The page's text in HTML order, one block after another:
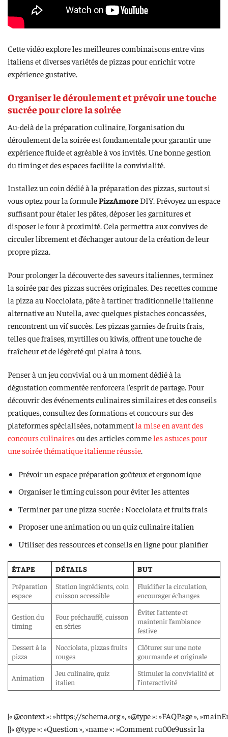
Cette vidéo explore les meilleures combinaisons entre vins
italiens et diverses variétés de pizzas pour enrichir votre
expérience gustative.
Organiser le déroulement et prévoir une touche
sucrée pour clore la soirée
Au-delà de la préparation culinaire, l’organisation du
déroulement de la soirée est fondamentale pour garantir une
expérience fluide et agréable à vos invités. Une bonne gestion
du timing et des espaces facilite la convivialité.
Installez un coin dédié à la préparation des pizzas, surtout si
vous optez pour la formulePizzAmore DIY. Prévoyez un espace
suffisant pour étaler les pâtes, déposer les garnitures et
disposer le four à proximité. Cela permettra aux convives de
circuler librement et d’échanger autour de la création de leur
propre pizza.
Pour prolonger la découverte des saveurs italiennes, terminez
la soirée par des pizzas sucrées originales. Des recettes comme
la pizza au Nocciolata, pâte à tartiner traditionnelle italienne
alternative au Nutella, avec quelques pistaches concassées,
rencontrent un vif succès. Les pizzas garnies de fruits frais,
telles que fraises, myrtilles ou kiwis, offrent une touche de
fraîcheur et de légèreté qui plaira à tous.
Penser à un jeu convivial ou à un moment dédié à la
dégustation commentée renforcera l’esprit de partage. Pour
découvrir des événements culinaires similaires et des conseils
pratiques, consultez des formations et concours sur des
plateformes spécialisées, notammentla mise en avant des
concours culinairesou des articles commeles astuces pour
une soirée thématique italienne réussie
Prévoir un espace préparation goûteux et ergonomique
Organiser le timing cuisson pour éviter les attentes
Terminer par une pizza sucrée : Nocciolata et fruits frais
Proposer une animation ou un quiz culinaire italien
Utiliser des ressources et conseils en ligne pour planifier
ÉTAPE DÉTAILS
BUT
Préparation
espace
Station ingrédients, coin
cuisson accessible
Fluidifier la circulation,
encourager échanges
Gestion du
timing
Four préchauffé, cuisson
en séries
Éviter l’attente et
maintenir l’ambiance
festive
Dessert à la
pizza
Nocciolata, pizzas fruits
rouges
Clôturer sur une note
gourmande et originale
Animation
Jeu culinaire, quiz
italien
Stimuler la convivialité et
l’interactivité
{« @context »: »https://schema.org », »@type »: »FAQPage »,
[{« @type »: »Question », »name »: »Comment ru00e9ussir la